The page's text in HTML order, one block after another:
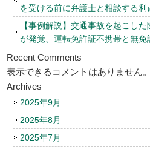
を受ける前に弁護士と相談する利
【事例解説】交通事故を起こし
が発覚、運転免許証不携帯と無免
Recent Comments
表示できるコメントはありません。
Archives
2025年9月
2025年8月
2025年7月